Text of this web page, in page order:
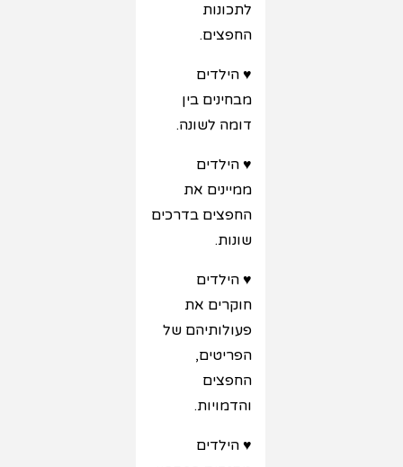
לתכונות
החפצים.
♥ הילדים
מבחינים בין
דומה לשונה.
♥ הילדים
ממיינים את
החפצים בדרכים
שונות.
♥ הילדים
חוקרים את
פעולותיהם של
הפריטים,
החפצים
והדמויות.
♥ הילדים